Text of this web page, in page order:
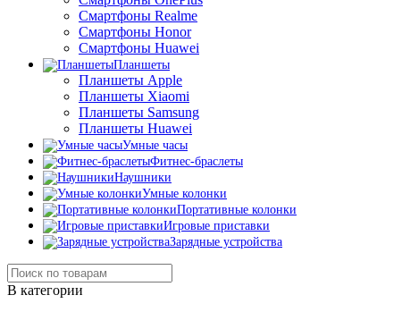
Смартфоны Realme
Смартфоны Honor
Смартфоны Huawei
Планшеты
Планшеты Apple
Планшеты Xiaomi
Планшеты Samsung
Планшеты Huawei
Умные часы
Фитнес-браслеты
Наушники
Умные колонки
Портативные колонки
Игровые приставки
Зарядные устройства
В категории